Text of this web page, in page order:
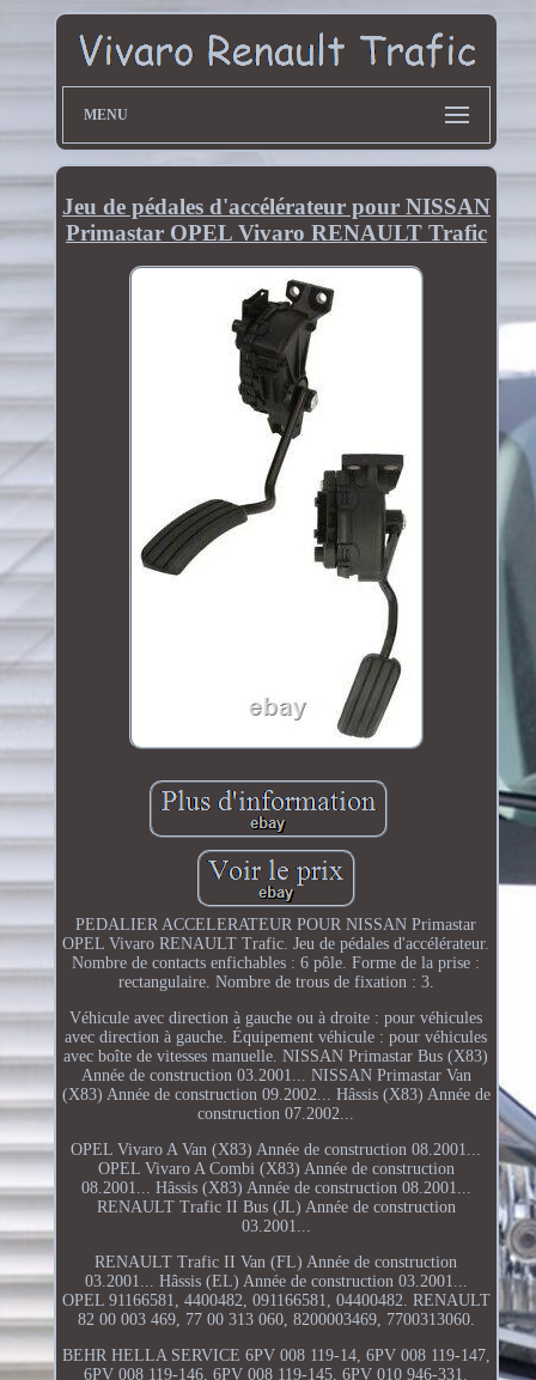
MENU
Jeu de pédales d'accélérateur pour NISSAN
Primastar OPEL Vivaro RENAULT Trafic
PEDALIER ACCELERATEUR POUR NISSAN Primastar
OPEL Vivaro RENAULT Trafic. Jeu de pédales d'accélérateur.
Nombre de contacts enfichables : 6 pôle. Forme de la prise :
rectangulaire. Nombre de trous de fixation : 3.
Véhicule avec direction à gauche ou à droite : pour véhicules
avec direction à gauche. Équipement véhicule : pour véhicules
avec boîte de vitesses manuelle. NISSAN Primastar Bus (X83)
Année de construction 03.2001... NISSAN Primastar Van
(X83) Année de construction 09.2002... Hâssis (X83) Année de
construction 07.2002...
OPEL Vivaro A Van (X83) Année de construction 08.2001...
OPEL Vivaro A Combi (X83) Année de construction
08.2001... Hâssis (X83) Année de construction 08.2001...
RENAULT Trafic II Bus (JL) Année de construction
03.2001...
RENAULT Trafic II Van (FL) Année de construction
03.2001... Hâssis (EL) Année de construction 03.2001...
OPEL 91166581, 4400482, 091166581, 04400482. RENAULT
82 00 003 469, 77 00 313 060, 8200003469, 7700313060.
BEHR HELLA SERVICE 6PV 008 119-14, 6PV 008 119-147,
6PV 008 119-146, 6PV 008 119-145, 6PV 010 946-331.